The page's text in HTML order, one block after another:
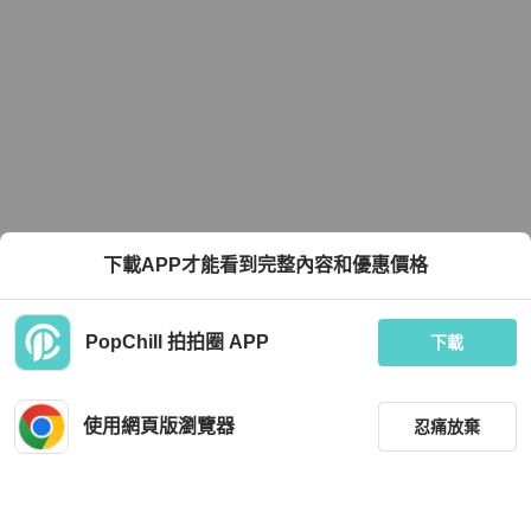
下載APP才能看到完整內容和優惠價格
PopChill 拍拍圈 APP 下載
使用網頁版瀏覽器 忍痛放棄